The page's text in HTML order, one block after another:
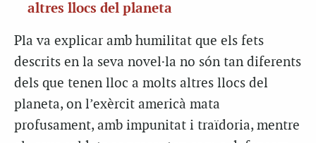
altres llocs del planeta
Pla va explicar amb humilitat que els fets
descrits en la seva novel·la no són tan diferents
dels que tenen lloc a molts altres llocs del
planeta, on l’exèrcit americà mata
profusament, amb impunitat i traïdoria, mentre